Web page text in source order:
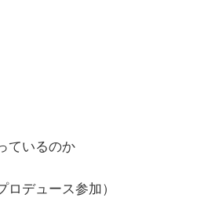
ているのか
デュース参加）